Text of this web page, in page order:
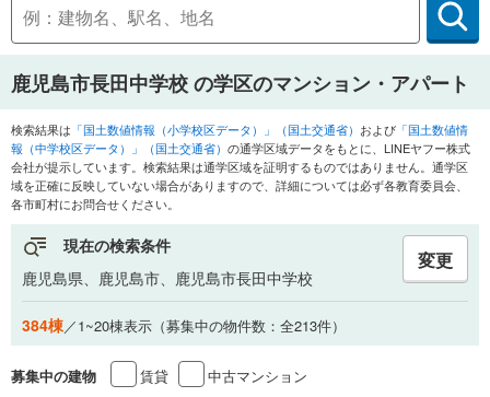
鹿児島市長田中学校の学区のマンション・アパート
検索結果は 「国土数値情報（小学校区データ）」（国土交通省） および 「国土数値情
報（中学校区データ）」（国土交通省） の通学区域データをもとに、LINEヤフー株式
会社が提示しています。検索結果は通学区域を証明するものではありません。通学区
域を正確に反映していない場合がありますので、詳細については必ず各教育委員会、
各市町村にお問合せください。
現在の検索条件
鹿児島県、鹿児島市、鹿児島市長田中学校
変更
384棟／1~20棟表示（募集中の物件数：全213件）
募集中の建物 賃貸 中古マンション